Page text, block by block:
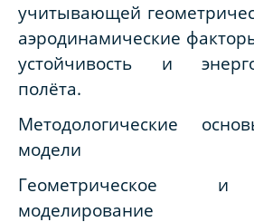
учитывающей
аэродинамические
устойчивость и
полёта.
Методологические
модели
Геометрическое и
моделирование